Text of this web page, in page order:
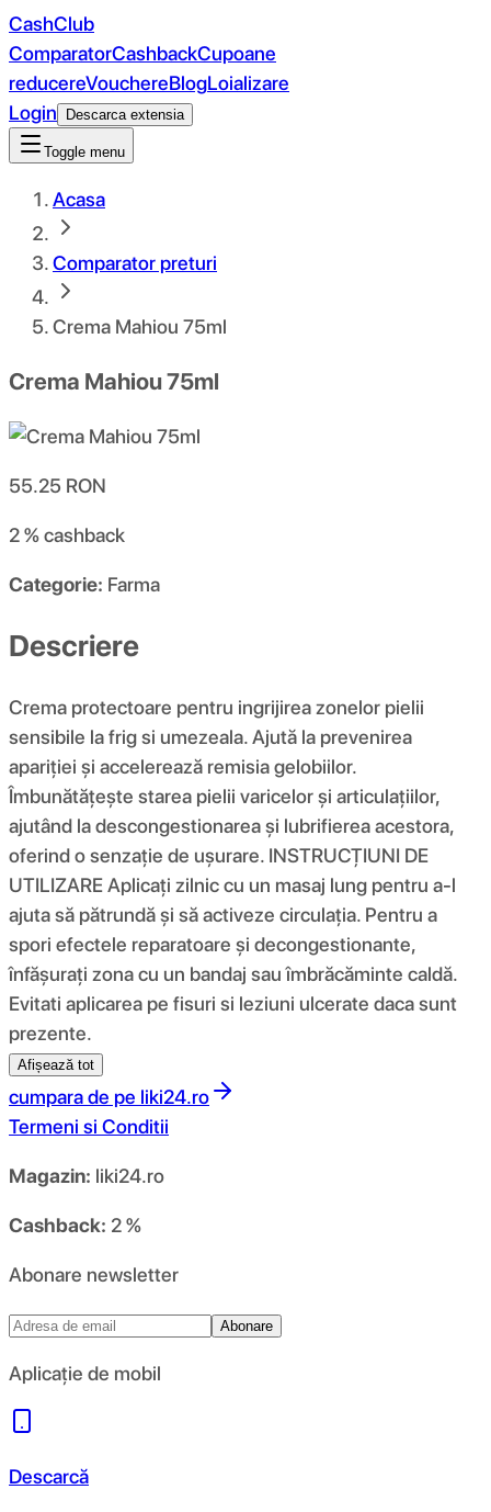
CashClub
ComparatorCashbackCupoane
reducereVouchereBlogLoializare
Login
Descarca extensia
Toggle menu
Acasa
Comparator preturi
Crema Mahiou 75ml
Crema Mahiou 75ml
55.25 RON
2 %cashback
Categorie: Farma
Descriere
Crema protectoare pentru ingrijirea zonelor pielii
sensibile la frig si umezeala. Ajută la prevenirea
apariției și accelerează remisia gelobiilor.
Îmbunătățește starea pielii varicelor și articulațiilor,
ajutând la descongestionarea și lubrifierea acestora,
oferind o senzație de ușurare. INSTRUCȚIUNI DE
UTILIZARE Aplicați zilnic cu un masaj lung pentru a-l
ajuta să pătrundă și să activeze circulația. Pentru a
spori efectele reparatoare și decongestionante,
înfășurați zona cu un bandaj sau îmbrăcăminte caldă.
Evitati aplicarea pe fisuri si leziuni ulcerate daca sunt
prezente.
Afișează tot
cumpara de pe liki24.ro
Termeni si Conditii
Magazin: liki24.ro
Cashback: 2 %
Abonare newsletter
Abonare
Aplicație de mobil
Descarcă